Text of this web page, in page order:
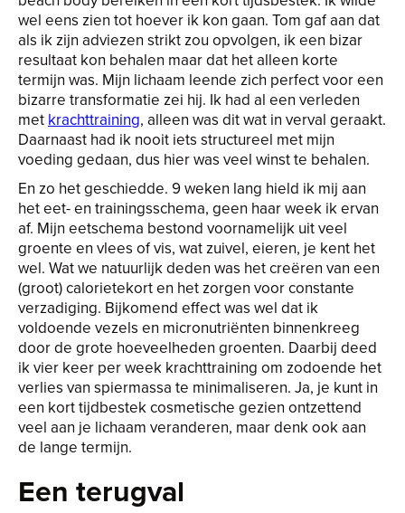
wel eens zien tot hoever ik kon gaan. Tom gaf aan dat
als ik zijn adviezen strikt zou opvolgen, ik een bizar
resultaat kon behalen maar dat het alleen korte
termijn was. Mijn lichaam leende zich perfect voor een
bizarre transformatie zei hij. Ik had al een verleden
met krachttraining, alleen was dit wat in verval geraakt.
Daarnaast had ik nooit iets structureel met mijn
voeding gedaan, dus hier was veel winst te behalen.
En zo het geschiedde. 9 weken lang hield ik mij aan
het eet- en trainingsschema, geen haar week ik ervan
af. Mijn eetschema bestond voornamelijk uit veel
groente en vlees of vis, wat zuivel, eieren, je kent het
wel. Wat we natuurlijk deden was het creëren van een
(groot) calorietekort en het zorgen voor constante
verzadiging. Bijkomend effect was wel dat ik
voldoende vezels en micronutriënten binnenkreeg
door de grote hoeveelheden groenten. Daarbij deed
ik vier keer per week krachttraining om zodoende het
verlies van spiermassa te minimaliseren. Ja, je kunt in
een kort tijdbestek cosmetische gezien ontzettend
veel aan je lichaam veranderen, maar denk ook aan
de lange termijn.
Een terugval